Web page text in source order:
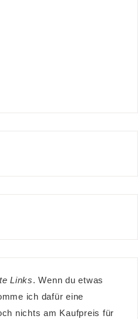
Links. Wenn du etwas
ich dafür eine
nichts am Kaufpreis für